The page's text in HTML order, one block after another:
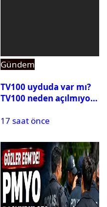
Gündem
TV100 uyduda var mı?
TV100 neden açılmıyor?
17 saat önce